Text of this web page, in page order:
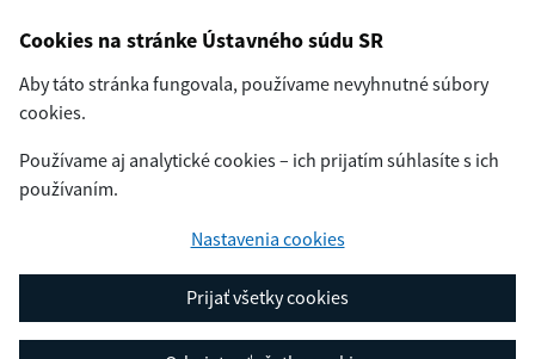
Cookies na stránke Ústavného súdu SR
Aby táto stránka fungovala, používame nevyhnutné súbory
cookies.
Používame aj analytické cookies – ich prijatím súhlasíte s ich
používaním.
Nastavenia cookies
Prijať všetky cookies